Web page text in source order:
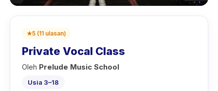
★5 (11 ulasan)
Private Vocal Class
Oleh Prelude Music School
Usia 3–18